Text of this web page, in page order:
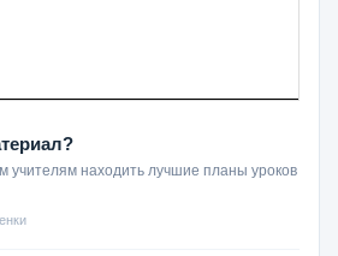
учителям находить лучшие планы уроков